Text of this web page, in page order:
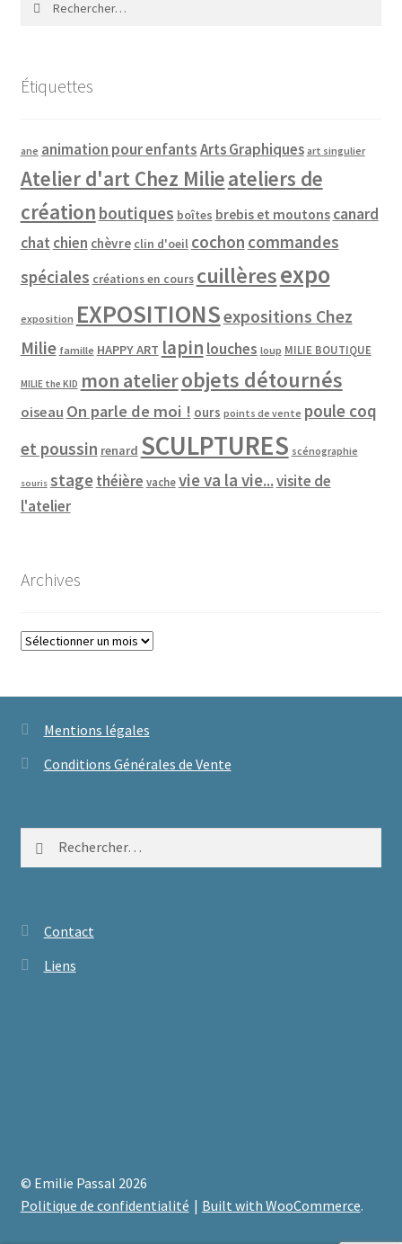
Étiquettes
ane animation pour enfantsArts Graphiques art singulier
Atelier d'art Chez Milieateliers de
création boutiques boîtes brebis et moutons canard
chat chien chèvre clin d'oeil cochon commandes
spéciales créations en cours cuillèresexpo
exposition EXPOSITIONSexpositions Chez
Milie famille HAPPY ART lapin louches loup MILIE BOUTIQUE
MILIE the KID mon atelierobjets détournés
oiseau On parle de moi ! ours points de vente poule coq
et poussin renard SCULPTURES scénographie
souris stagethéière vache vie va la vie...visite de
l'atelier
Archives
Archives
Mentions légales
Conditions Générales de Vente
Contact
Liens
© Emilie Passal 2026
Politique de confidentialité
Built with WooCommerce.